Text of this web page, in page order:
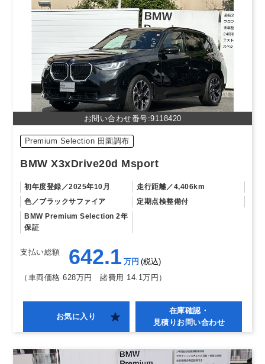
お問い合わせ番号:9118420
Premium Selection 田園調布
BMW X3xDrive20d Msport
初年度登録 2025年10月 走行距離
4,406km
色
ブラックサファイア
定期点検整備付
BMW Premium Selection 2年
保証
支払い総額 642.1 万円
税込
（車両価格 628万円
諸費用 14.1万円）
お気に入り
在庫確認・
見積りお問い合わせ